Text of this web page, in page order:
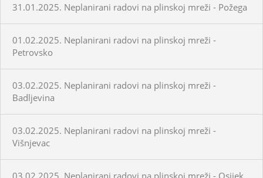
31.01.2025. Neplanirani radovi na plinskoj mreži - Požega
01.02.2025. Neplanirani radovi na plinskoj mreži -
Petrovsko
03.02.2025. Neplanirani radovi na plinskoj mreži -
Badljevina
03.02.2025. Neplanirani radovi na plinskoj mreži -
Višnjevac
03.02.2025. Neplanirani radovi na plinskoj mreži - Osijek